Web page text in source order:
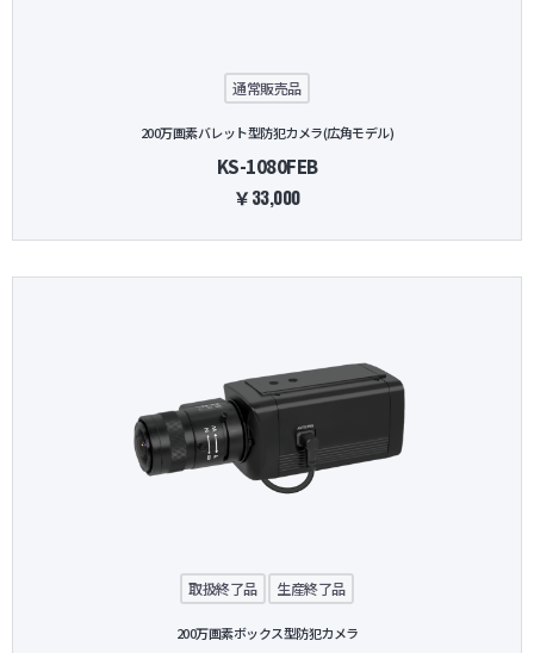
通常販売品
200万画素バレット型防犯カメラ(広角モデル)
KS-1080FEB
￥33,000
取扱終了品 生産終了品
200万画素ボックス型防犯カメラ